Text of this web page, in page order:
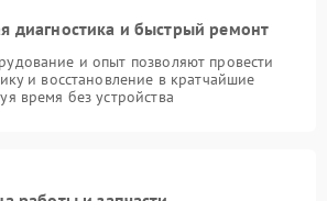
диагностика и быстрый ремонт
и опыт позволяют провести
и восстановление в кратчайшие
время без устройства